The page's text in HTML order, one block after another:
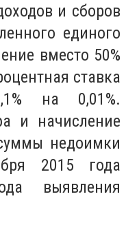
и сборов
единого
вместо 50%
ставка
на 0,01%.
и начисление
недоимки
2015 года
выявления